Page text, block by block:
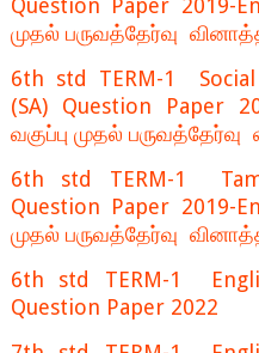
Question Paper 2019-
முதல் பருவத்தேர்வு
6th std TERM-1 Social
(SA) Question Paper
வகுப்பு முதல்
6th std TERM-1
Question Paper 2019-
முதல் பருவத்தேர்வு
6th std TERM-1
Question Paper 2022